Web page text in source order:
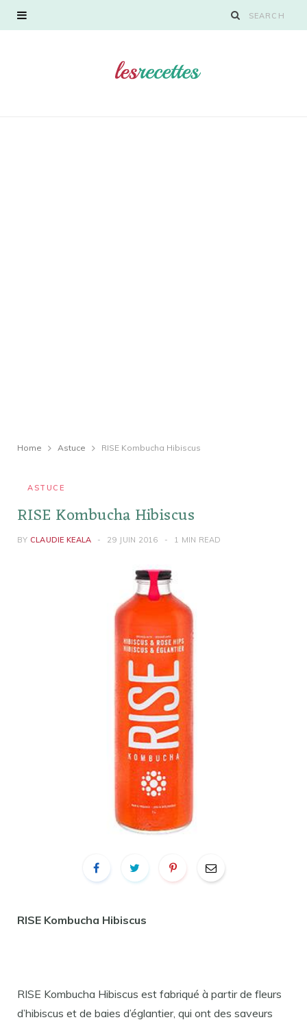
Home Astuce RISE Kombucha Hibiscus
ASTUCE
RISE Kombucha Hibiscus
BY CLAUDIE KEALA 29 JUIN 2016 1 MIN READ
RISE Kombucha Hibiscus
RISE Kombucha Hibiscus est fabriqué à partir de fleurs
d’hibiscus et de baies d’églantier, qui ont des saveurs